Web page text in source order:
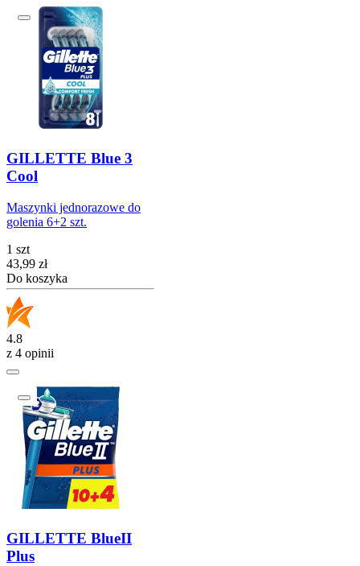
GILLETTE Blue 3
Cool
Maszynki jednorazowe do
golenia 6+2 szt.
1 szt
Cena
43,99 zł
Do koszyka
4.8
z 4 opinii
GILLETTE BlueII
Plus